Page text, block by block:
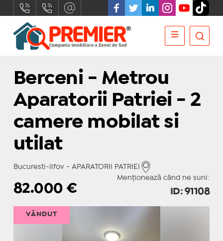
Berceni - Metrou
Aparatorii Patriei - 2
camere mobilat si
utilat
Bucuresti-Ilfov - APARATORII PATRIEI
Menționează când ne suni:
82.000€ ID: 91108
VÂNDUT